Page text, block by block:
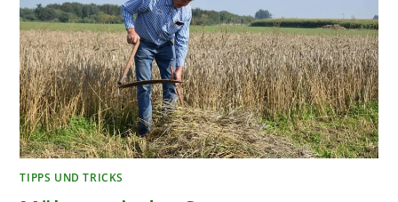
TIPPS UND TRICKS